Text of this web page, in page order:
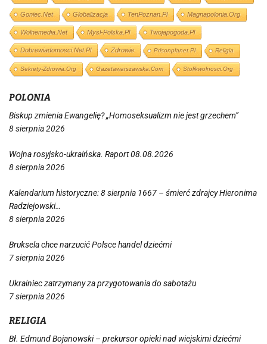
Goniec.net Globalizacja TenPoznan.pl Magnapolonia.org
Wolnemedia.net Mysl-Polska.pl Twojapogoda.pl
Dobrewiadomosci.net.pl Zdrowie Prisonplanet.pl Religia
Sekrety-Zdrowia.org Gazetawarszawska.com Stolikwolnosci.org
POLONIA
Biskup zmienia Ewangelię? „Homoseksualizm nie jest grzechem”
8 sierpnia 2026
Wojna rosyjsko-ukraińska. Raport 08.08.2026
8 sierpnia 2026
Kalendarium historyczne: 8 sierpnia 1667 – śmierć zdrajcy Hieronima
Radziejowski…
8 sierpnia 2026
Bruksela chce narzucić Polsce handel dziećmi
7 sierpnia 2026
Ukrainiec zatrzymany za przygotowania do sabotażu
7 sierpnia 2026
RELIGIA
Bł. Edmund Bojanowski – prekursor opieki nad wiejskimi dziećmi